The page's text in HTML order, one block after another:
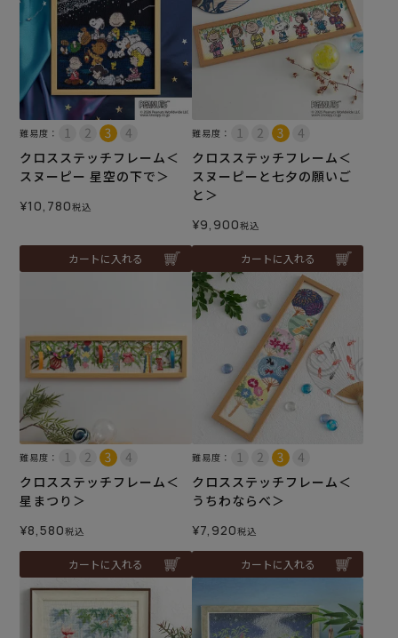
難易度：
クロスステッチフレーム＜
スヌーピー 星空の下で＞
¥10,780税込
カートに入れる
難易度：
クロスステッチフレーム＜
スヌーピーと七夕の願いご
と＞
¥9,900税込
カートに入れる
難易度：
クロスステッチフレーム＜
星まつり＞
¥8,580税込
カートに入れる
難易度：
クロスステッチフレーム＜
うちわならべ＞
¥7,920税込
カートに入れる